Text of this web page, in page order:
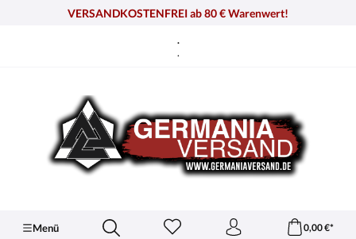
VERSANDKOSTENFREI ab 80 € Warenwert!
.
.
Menü 0,00 €*